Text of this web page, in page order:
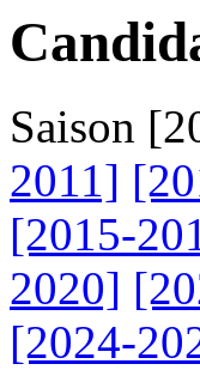
Saison
2011]
[2015-
2020]
[2024-